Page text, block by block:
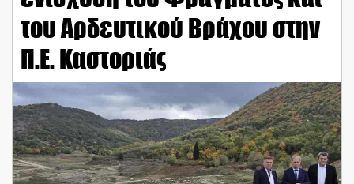
του Αρδευτικού Βράχου στην
Π.Ε. Καστοριάς